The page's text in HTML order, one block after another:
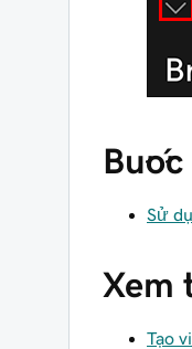
Sử
Xem
Tạo